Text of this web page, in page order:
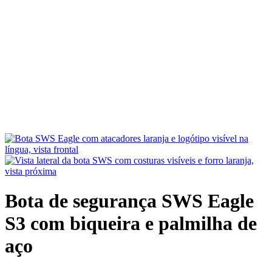
Bota de segurança SWS Eagle
S3 com biqueira e palmilha de
aço